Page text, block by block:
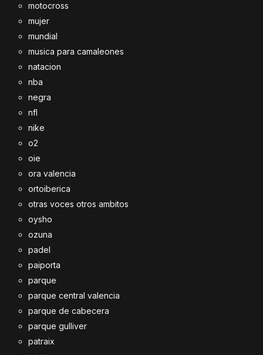
motocross
mujer
mundial
musica para camaleones
natacion
nba
negra
nfl
nike
o2
oie
ora valencia
ortoiberica
otras voces otros ambitos
oysho
ozuna
padel
paiporta
parque
parque central valencia
parque de cabecera
parque gulliver
patraix